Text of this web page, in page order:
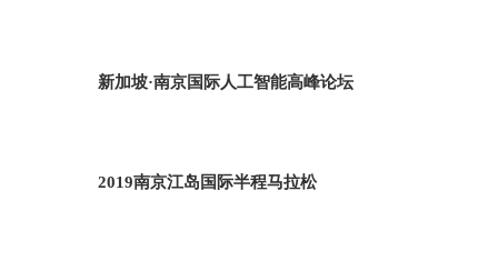
新加坡·南京国际人工智能高峰论坛
2019南京江岛国际半程马拉松